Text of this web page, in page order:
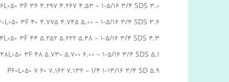
3F 36 4.297 4.267 4.53 – 1-5/16 3/4 SDS 3.0
3F 40 4.775 4.745 5.00 – 1-5/16 3/4 SDS 3.6
3F 44 5.252 5.222 5.48 – 1-5/16 3/4 SDS 4.3
3F 48 5.730 5.700 6.00 – 1-5/16 3/4 SDS 5.1
P60L050 7 60 7.162 7.132 – 1/4 1-13/16 3/4 SD 5.9